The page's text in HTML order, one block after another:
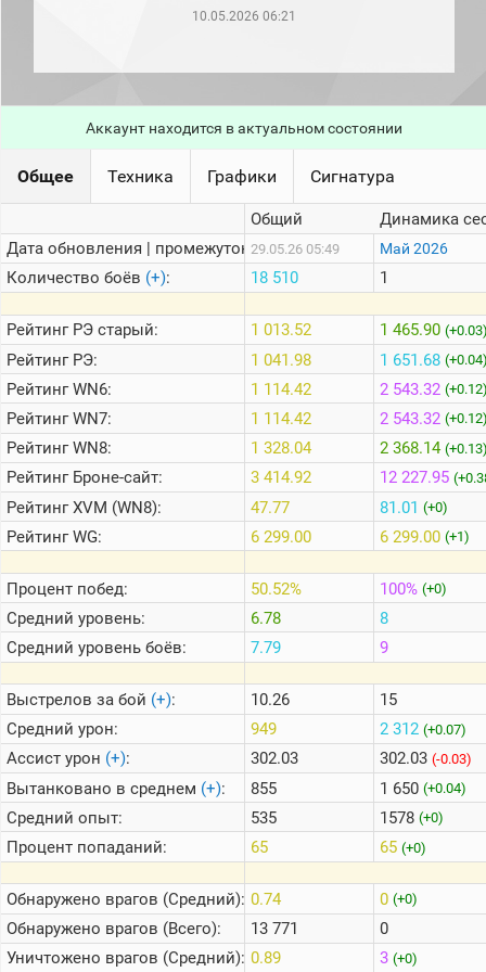
месяц)
(за
последние
сессии)
Топ
1000
Кланы
стримеров
Информация
Онлайн
Цветовая
шкала
Теlegram
ВК
Портал
Мира
Танков
10.05.2026 06:21
Аккаунт находится в актуальном состоянии
Общее Техника Графики Сигнатура
Дата обновления | промежуток:
Количество боёв (+):
РейтингРЭ старый:
РейтингРЭ:
РейтингWN6:
РейтингWN7:
РейтингWN8:
РейтингБроне-сайт:
РейтингXVM (WN8):
РейтингWG:
Процент побед:
Средний уровень:
Средний уровень боёв:
Выстрелов за бой (+):
Средний урон:
Ассист урон (+):
Вытанковано в среднем (+):
Средний опыт:
Процент попаданий:
Обнаружено врагов (Средний):
Обнаружено врагов (Всего):
Уничтожено врагов (Средний):
Общий
29.05.26 05:49
18 510
1 013.52
1 041.98
1 114.42
1 114.42
1 328.04
3 414.92
47.77
6 299.00
50.52%
6.78
7.79
10.26
949
302.03
855
535
65
0.74
13 771
0.89
Динамика
Май 2026
1
1 465.90
1 651.68
2 543.32
2 543.32
2 368.14
12 227.95
81.01 (+0)
6 299.00 (+1)
100% (+0)
8
9
15
2 312 (+0.07)
302.03 (-0.03)
1 650 (+0.04)
1578 (+0)
65 (+0)
0 (+0)
0
3 (+0)